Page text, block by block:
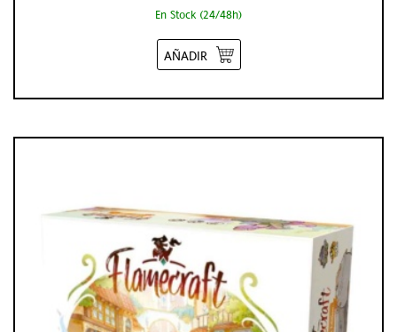
En Stock (24/48h)
AÑADIR